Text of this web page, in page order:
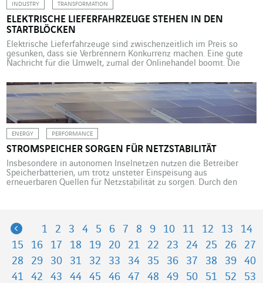
INDUSTRY TRANSFORMATION
ELEKTRISCHE LIEFERFAHRZEUGE STEHEN IN DEN
STARTBLÖCKEN
Elektrische Lieferfahrzeuge sind zwischenzeitlich im Preis so
gesunken, dass sie Verbrennern Konkurrenz machen. Eine gute
Nachricht für die Umwelt, zumal der Onlinehandel boomt. Die
viele Läden mussten monatelang schließen. In dieser nie
dagewesenen Situation wurde noch mehr online gekauft, als das
ohnehin schon seit einigen Jahren der Fall […]
ENERGY PERFORMANCE
STROMSPEICHER SORGEN FÜR NETZSTABILITÄT
Insbesondere in autonomen Inselnetzen nutzen die Betreiber
Speicherbatterien, um trotz unsteter Einspeisung aus
erneuerbaren Quellen für Netzstabilität zu sorgen. Durch den
Nachbarnetze abgegeben werden. „Das Grundprinzip […]
Previous
1 2 3 4 5 6 7 8 9 10 11 12 13
14
15
16 17 18 19 20 21 22 23 24 25 26
27
28
29 30 31 32 33 34 35 36 37 38 39
40
41
42 43 44 45 46 47 48 49 50 51 52
53